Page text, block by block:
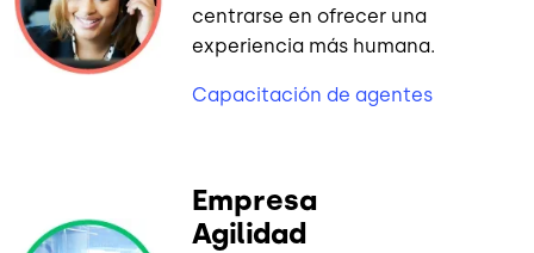
centrarse en ofrecer una
experiencia más humana.
Capacitación de agentes
Empresa
Agilidad